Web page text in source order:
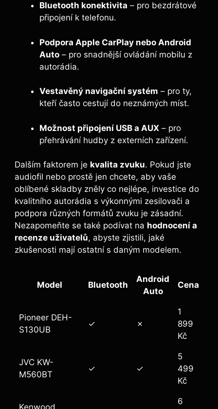
Bluetooth konektivita – pro bezdrátové
připojení k telefonu.
Podpora Apple CarPlay nebo Android
Auto – pro snadnější ovládání mobilu z
autorádia.
Vestavěný navigační systém – pro ty,
kteří často cestují do neznámých míst.
Možnost připojení USB a AUX – pro
přehrávání hudby z externích zařízení.
Dalším faktorem je kvalita zvuku. Pokud jste
audiofil nebo prostě jen chcete, aby vaše
oblíbené skladby zněly co nejlépe, investice do
kvalitního autorádia s výkonnými zesilovači a
podpora různých formátů zvuku je zásadní.
Nezapomeňte se také podívat na hodnocení a
recenze uživatelů, abyste zjistili, jaké
zkušenosti mají ostatní s daným modelem.
Model Bluetooth
Android
Auto
Cena
Pioneer DEH-
S130UB
✓ ✗
1
899
Kč
JVC KW-
M560BT
✓ ✓
5
499
Kč
Kenwood
6